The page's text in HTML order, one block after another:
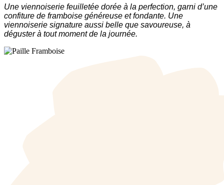
Une viennoiserie feuilletée dorée à la perfection, garni d’une
confiture de framboise généreuse et fondante. Une
viennoiserie signature aussi belle que savoureuse, à
déguster à tout moment de la journée.